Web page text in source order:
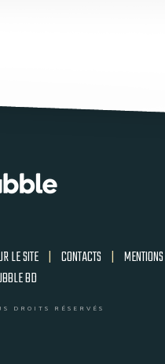
LE SITE | CONTACTS | MENTIONS
BD
DROITS RÉSERVÉS